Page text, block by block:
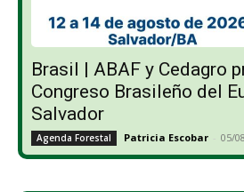
Brasil | ABAF y Cedagro
Congreso Brasileño del
Salvador
Agenda Forestal Patricia Escobar - 05/